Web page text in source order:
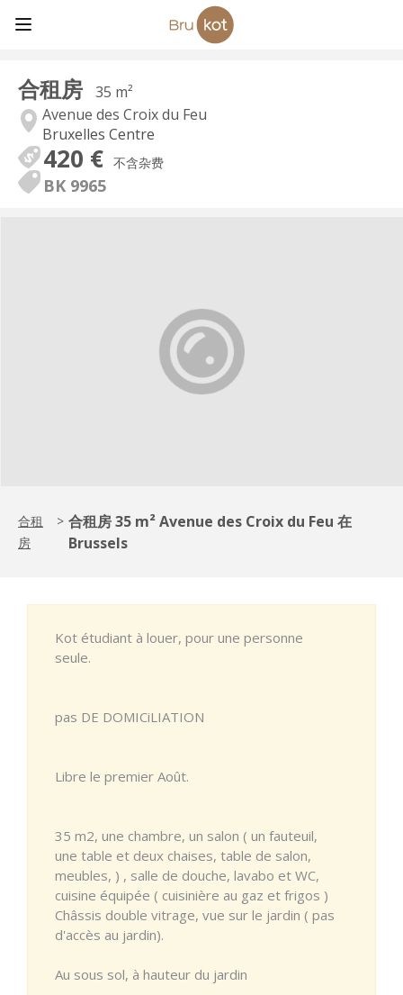
合租房
35 m²
Avenue des Croix du Feu
Bruxelles Centre
420 € 不含杂费
BK 9965
合租
房
> 合租房 35 m² Avenue des Croix du Feu 在
Brussels
Kot étudiant à louer, pour une personne
seule.
pas DE DOMICiLIATION
Libre le premier Août.
35 m2, une chambre, un salon ( un fauteuil,
une table et deux chaises, table de salon,
meubles, ) , salle de douche, lavabo et WC,
cuisine équipée ( cuisinière au gaz et frigos )
Châssis double vitrage, vue sur le jardin ( pas
d'accès au jardin).
Au sous sol, à hauteur du jardin